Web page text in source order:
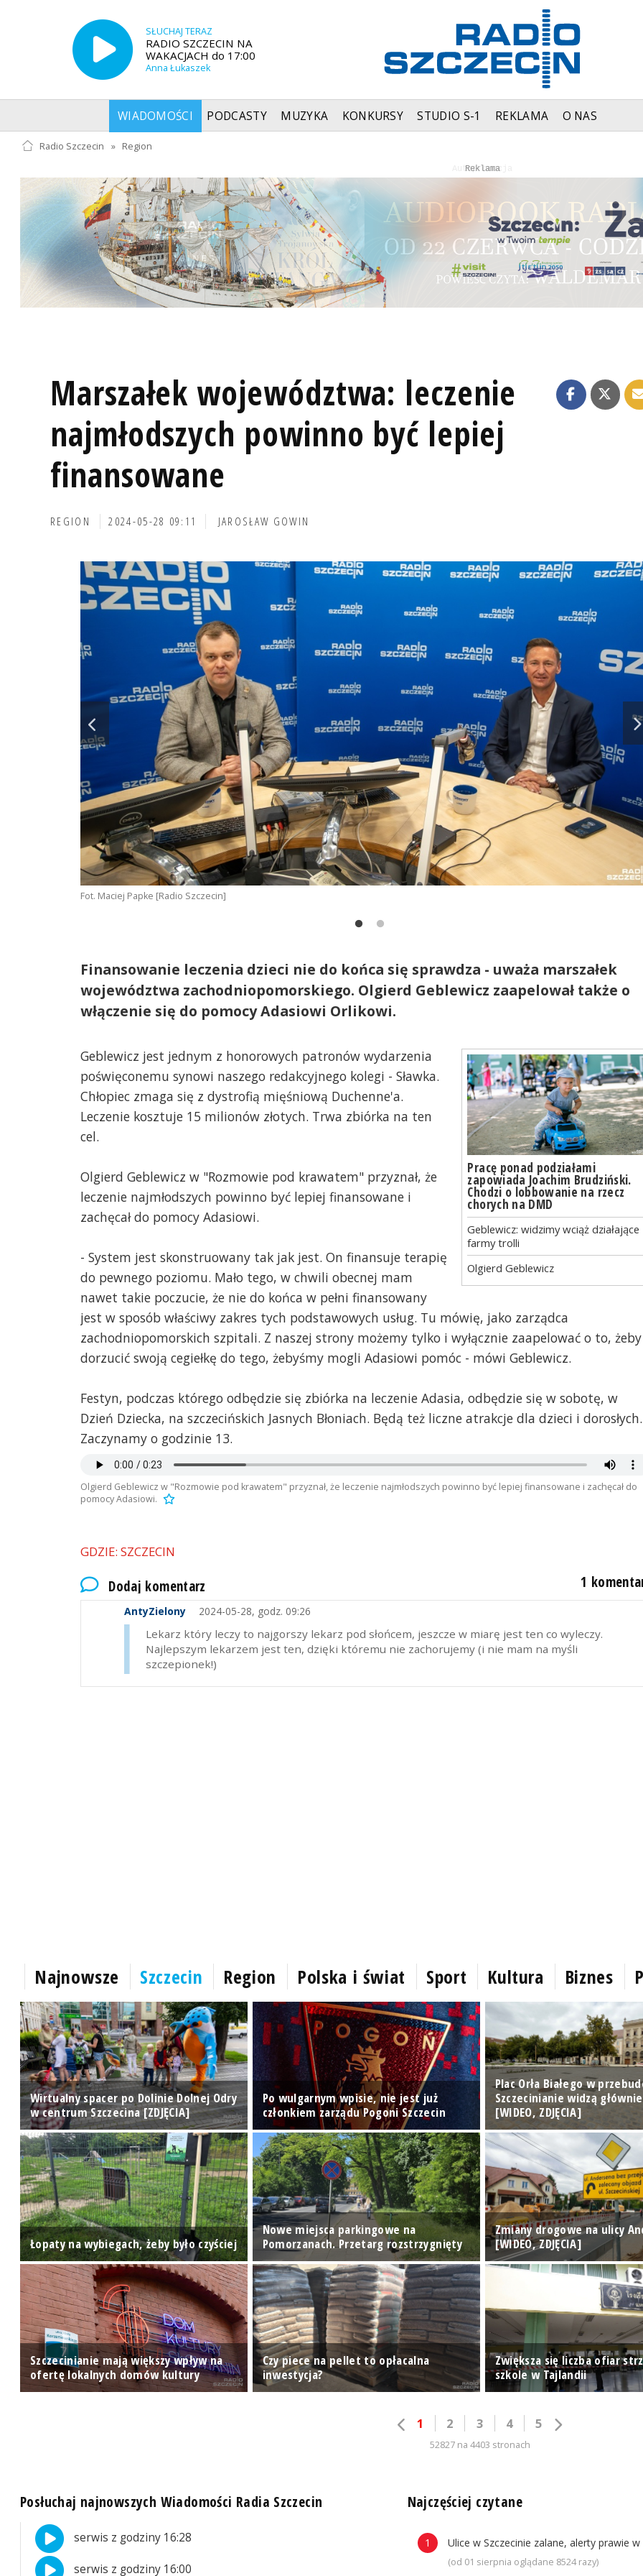
SŁUCHAJ TERAZ
RADIO SZCZECIN NA
WAKACJACH do 17:00
Anna Łukaszek
WIADOMOŚCI PODCASTY MUZYKA KONKURSY STUDIO S-1 REKLAMA O NAS
Radio Szczecin » Region
Autopromocja
Autopromocja
Reklama
Marszałek województwa: leczenie
najmłodszych powinno być lepiej
finansowane
REGION 2024-05-28 09:11 JAROSŁAW GOWIN
Fot. Maciej Papke [Radio Szczecin]
Finansowanie leczenia dzieci nie do końca się sprawdza - uważa marszałek
województwa zachodniopomorskiego. Olgierd Geblewicz zaapelował także o
włączenie się do pomocy Adasiowi Orlikowi.
Pracę ponad podziałami
zapowiada Joachim Brudziński.
Chodzi o lobbowanie na rzecz
chorych na DMD
Geblewicz: widzimy wciąż działające
farmy trolli
Olgierd Geblewicz
Geblewicz jest jednym z honorowych patronów wydarzenia
poświęconemu synowi naszego redakcyjnego kolegi - Sławka.
Chłopiec zmaga się z dystrofią mięśniową Duchenne'a.
Leczenie kosztuje 15 milionów złotych. Trwa zbiórka na ten
cel.
Olgierd Geblewicz w "Rozmowie pod krawatem" przyznał, że
leczenie najmłodszych powinno być lepiej finansowane i
zachęcał do pomocy Adasiowi.
- System jest skonstruowany tak jak jest. On finansuje terapię
do pewnego poziomu. Mało tego, w chwili obecnej mam
nawet takie poczucie, że nie do końca w pełni finansowany
jest w sposób właściwy zakres tych podstawowych usług. Tu mówię, jako zarządca
zachodniopomorskich szpitali. Z naszej strony możemy tylko i wyłącznie zaapelować o to, żeby
dorzucić swoją cegiełkę do tego, żebyśmy mogli Adasiowi pomóc - mówi Geblewicz.
Festyn, podczas którego odbędzie się zbiórka na leczenie Adasia, odbędzie się w sobotę, w
Dzień Dziecka, na szczecińskich Jasnych Błoniach. Będą też liczne atrakcje dla dzieci i dorosłych.
Zaczynamy o godzinie 13.
Olgierd Geblewicz w "Rozmowie pod krawatem" przyznał, że leczenie najmłodszych powinno być lepiej finansowane i zachęcał do
pomocy Adasiowi.
GDZIE: SZCZECIN
Dodaj komentarz 1
AntyZielony 2024-05-28, godz. 09:26
Lekarz który leczy to najgorszy lekarz pod słońcem, jeszcze w miarę jest ten co wyleczy.
Najlepszym lekarzem jest ten, dzięki któremu nie zachorujemy (i nie mam na myśli
szczepionek!)
Najnowsze Szczecin Region Polska i świat Sport Kultura Biznes
Wirtualny spacer po Dolinie Dolnej Odry
w centrum Szczecina [ZDJĘCIA]
Po wulgarnym wpisie, nie jest już
członkiem zarządu Pogoni Szczecin
Plac Orła Białego w
Szczecinianie widzą
[WIDEO, ZDJĘCIA]
Łopaty na wybiegach, żeby było czyściej
Nowe miejsca parkingowe na
Pomorzanach. Przetarg rozstrzygnięty
Zmiany drogowe na ulicy
[WIDEO, ZDJĘCIA]
Szczecinianie mają większy wpływ na
ofertę lokalnych domów kultury
Czy piece na pellet to opłacalna
inwestycja?
Zwiększa się liczba ofiar
szkole w Tajlandii
1 2 3 4 5
52827 na 4403 stronach
Posłuchaj najnowszych Wiadomości Radia Szczecin
serwis z godziny 16:28
serwis z godziny 16:00
Najczęściej czytane
Ulice w Szczecinie zalane, alerty prawie w
(od 01 sierpnia oglądane 8524 razy)